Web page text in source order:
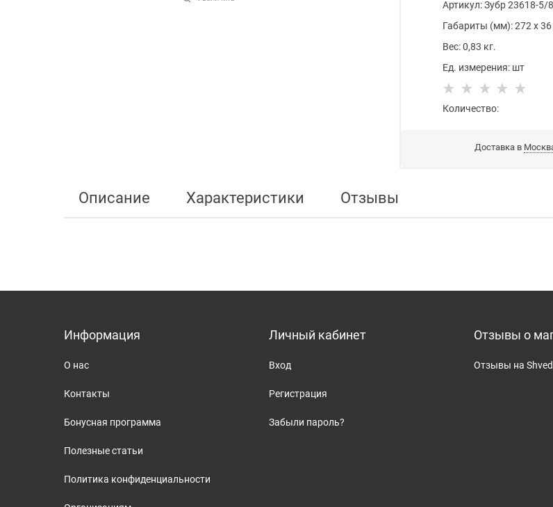
Артикул: Зубр 23618-5/8
Габариты (мм): 272 x36
Вес: 0,83 кг.
Ед. измерения: шт
Количество:
Доставка в
Описание Характеристики Отзывы
Информация
О нас
Контакты
Бонусная программа
Полезные статьи
Политика конфиденциальности
Личный кабинет
Вход
Регистрация
Забыли пароль?
Отзывы о
Отзывы на